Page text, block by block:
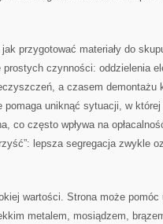
przygotować materiały do
czynności: oddzielenia
a czasem demontażu
uniknąć sytuacji, w której
co często wpływa na
lepsza segregacja zwykle
wartości. Strona może pomóc
metalem, mosiądzem,